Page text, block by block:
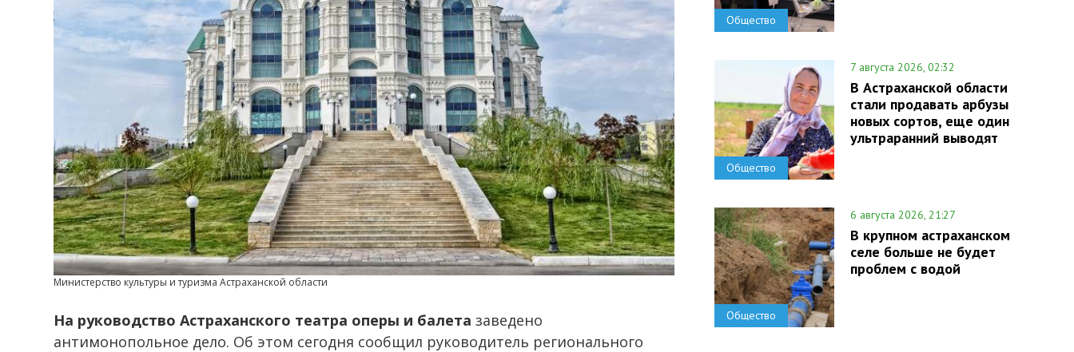
Министерство культуры и туризма Астраханской области
На руководство Астраханского театра оперы и балета заведено
антимонопольное дело. Об этом сегодня сообщил руководитель регионального
Общество
Общество
7 августа 2026, 02:32
В Астраханской области
стали продавать арбузы
новых сортов, еще один
ультраранний выводят
Общество
6 августа 2026, 21:27
В крупном астраханском
селе больше не будет
проблем с водой